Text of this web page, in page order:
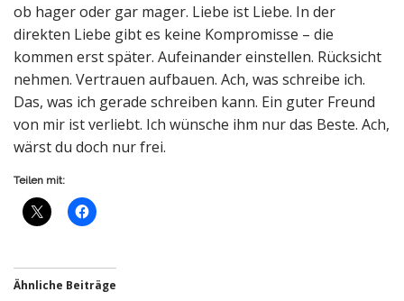
ob hager oder gar mager. Liebe ist Liebe. In der
direkten Liebe gibt es keine Kompromisse – die
kommen erst später. Aufeinander einstellen. Rücksicht
nehmen. Vertrauen aufbauen. Ach, was schreibe ich.
Das, was ich gerade schreiben kann. Ein guter Freund
von mir ist verliebt. Ich wünsche ihm nur das Beste. Ach,
wärst du doch nur frei.
Teilen mit:
Ähnliche Beiträge